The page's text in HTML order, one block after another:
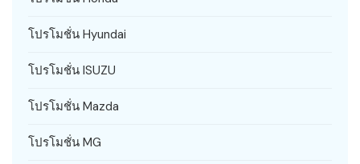
โปรโมชั่น Hyundai
โปรโมชั่น ISUZU
โปรโมชั่น Mazda
โปรโมชั่น MG